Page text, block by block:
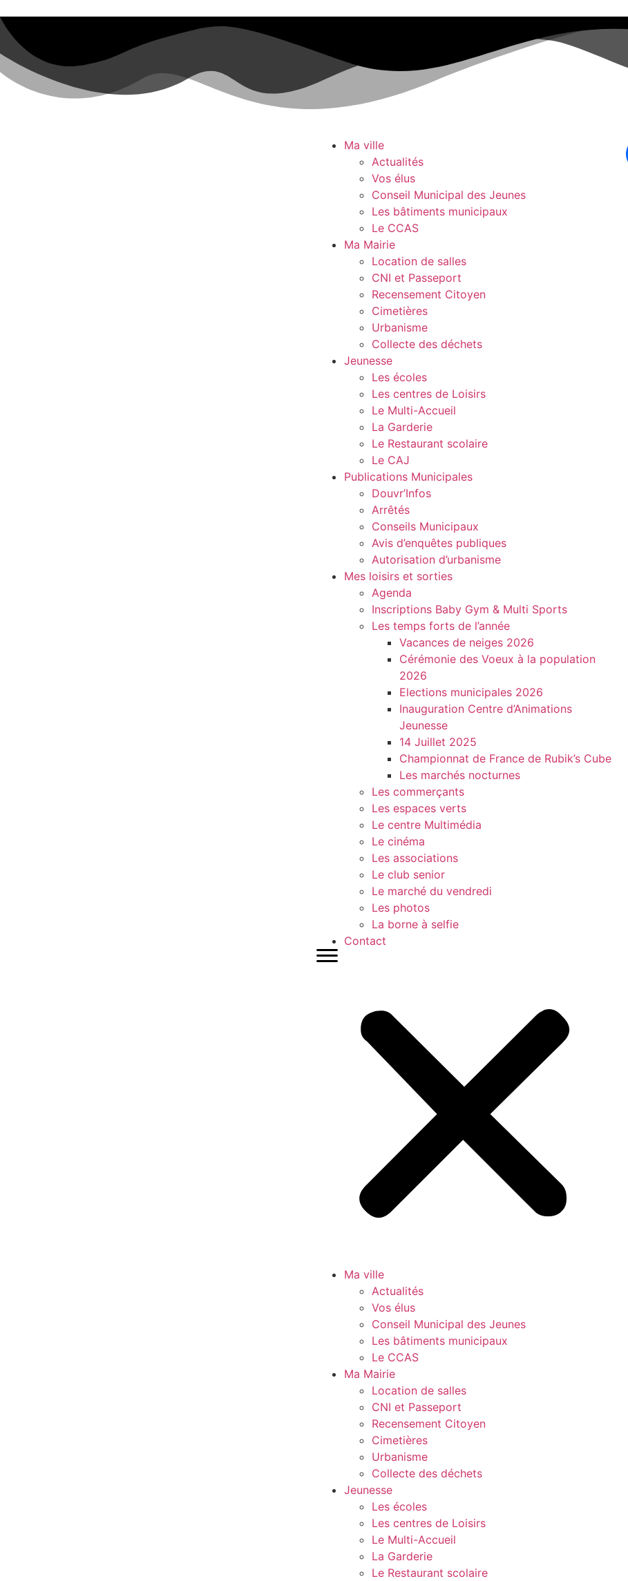
Ma ville
Actualités
Vos élus
Conseil Municipal des Jeunes
Les bâtiments municipaux
Le CCAS
Ma Mairie
Location de salles
CNI et Passeport
Recensement Citoyen
Cimetières
Urbanisme
Collecte des déchets
Jeunesse
Les écoles
Les centres de Loisirs
Le Multi-Accueil
La Garderie
Le Restaurant scolaire
Le CAJ
Publications Municipales
Douvr’Infos
Arrêtés
Conseils Municipaux
Avis d’enquêtes publiques
Autorisation d’urbanisme
Mes loisirs et sorties
Agenda
Inscriptions Baby Gym & Multi Sports
Les temps forts de l’année
Vacances de neiges 2026
Cérémonie des Voeux à la population
2026
Elections municipales 2026
Inauguration Centre d’Animations
Jeunesse
14 Juillet 2025
Championnat de France de Rubik’s Cube
Les marchés nocturnes
Les commerçants
Les espaces verts
Le centre Multimédia
Le cinéma
Les associations
Le club senior
Le marché du vendredi
Les photos
La borne à selfie
Contact
Ma ville
Actualités
Vos élus
Conseil Municipal des Jeunes
Les bâtiments municipaux
Le CCAS
Ma Mairie
Location de salles
CNI et Passeport
Recensement Citoyen
Cimetières
Urbanisme
Collecte des déchets
Jeunesse
Les écoles
Les centres de Loisirs
Le Multi-Accueil
La Garderie
Le Restaurant scolaire